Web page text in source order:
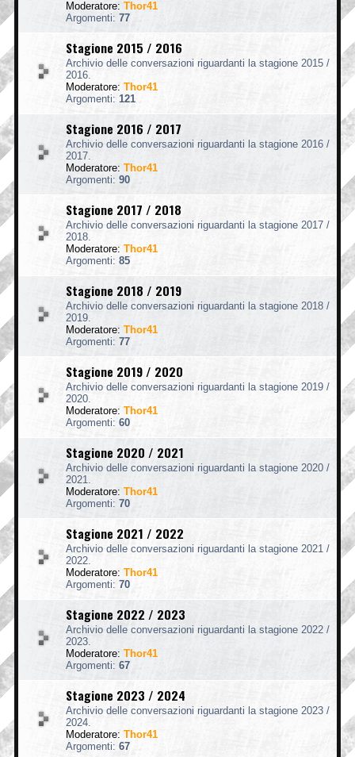
Moderatore: Thor41
Argomenti: 77
Stagione 2015 / 2016
Archivio delle conversazioni riguardanti la stagione 2015 /
2016.
Moderatore: Thor41
Argomenti: 121
Stagione 2016 / 2017
Archivio delle conversazioni riguardanti la stagione 2016 /
2017.
Moderatore: Thor41
Argomenti: 90
Stagione 2017 / 2018
Archivio delle conversazioni riguardanti la stagione 2017 /
2018.
Moderatore: Thor41
Argomenti: 85
Stagione 2018 / 2019
Archivio delle conversazioni riguardanti la stagione 2018 /
2019.
Moderatore: Thor41
Argomenti: 77
Stagione 2019 / 2020
Archivio delle conversazioni riguardanti la stagione 2019 /
2020.
Moderatore: Thor41
Argomenti: 60
Stagione 2020 / 2021
Archivio delle conversazioni riguardanti la stagione 2020 /
2021.
Moderatore: Thor41
Argomenti: 70
Stagione 2021 / 2022
Archivio delle conversazioni riguardanti la stagione 2021 /
2022.
Moderatore: Thor41
Argomenti: 70
Stagione 2022 / 2023
Archivio delle conversazioni riguardanti la stagione 2022 /
2023.
Moderatore: Thor41
Argomenti: 67
Stagione 2023 / 2024
Archivio delle conversazioni riguardanti la stagione 2023 /
2024.
Moderatore: Thor41
Argomenti: 67